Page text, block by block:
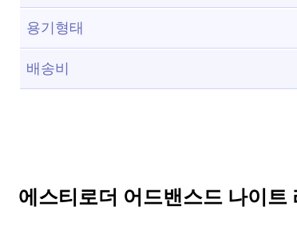
용기형태
배송비
에스티로더 어드밴스드 나이